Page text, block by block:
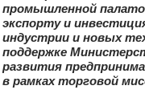
промышленной
экспорту и
индустрии и новых
поддержке
развития
в рамках торговой